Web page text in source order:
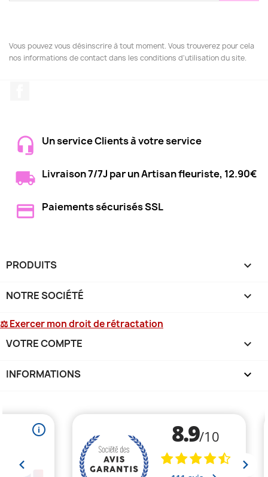
Vous pouvez vous désinscrire à tout moment. Vous trouverez pour cela
nos informations de contact dans les conditions d'utilisation du site.
Un service Clients à votre service
Livraison 7/7J par un Artisan fleuriste, 12.90€
Paiements sécurisés SSL
PRODUITS 
NOTRE SOCIÉTÉ 
⚖ Exercer mon droit de rétractation
VOTRE COMPTE 
INFORMATIONS keyboard_arrow_down